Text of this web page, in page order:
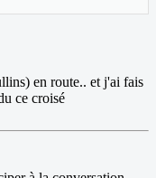
en route.. et j'ai fais
ce croisé